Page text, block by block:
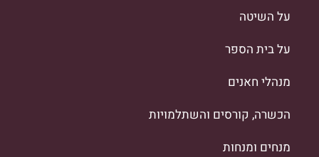
על השיטה
על בית הספר
מנהלי חאנים
הכשרה, קורסים והשתלמויות
מנחים ומנחות